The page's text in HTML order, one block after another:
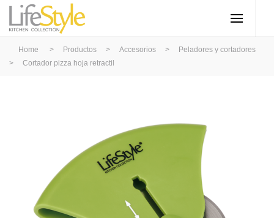
Home > Productos > Accesorios >
Peladores y cortadores
>
Cortador pizza hoja retractil